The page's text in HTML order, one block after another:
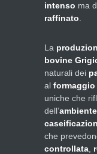
intenso ma
raffinato
La
bovine
naturali dei
al formaggio
uniche che
dell’
che
controllata